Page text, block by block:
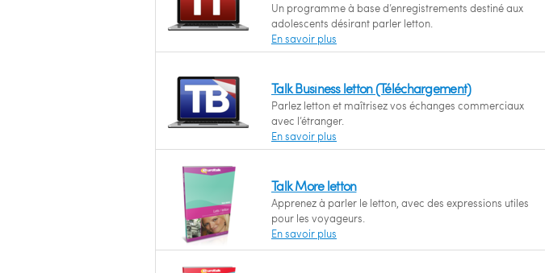
Un programme à base d’enregistrements destiné aux
adolescents désirant parler letton.
En savoir plus
Talk Business letton (Téléchargement)
Parlez letton et maîtrisez vos échanges commerciaux
avec l’étranger.
En savoir plus
Talk More letton
Apprenez à parler le letton, avec des expressions utiles
pour les voyageurs.
En savoir plus